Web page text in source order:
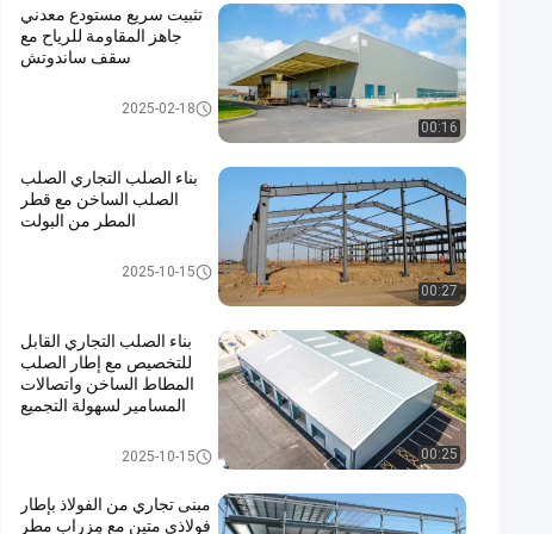
00:16
تثبيت سريع مستودع معدني
جاهز المقاومة للرياح مع
سقف ساندوتش
ورشة عمل الهياكل الفولاذية
2025-02-18
00:27
بناء الصلب التجاري الصلب
الصلب الساخن مع قطر
المطر من البولت
بناء الصلب التجاري2025-10-15
00:25
بناء الصلب التجاري القابل
للتخصيص مع إطار الصلب
المطاط الساخن واتصالات
المسامير لسهولة التجميع
بناء الصلب التجاري2025-10-15
مبنى تجاري من الفولاذ بإطار
فولاذي متين مع مِزراب مطر